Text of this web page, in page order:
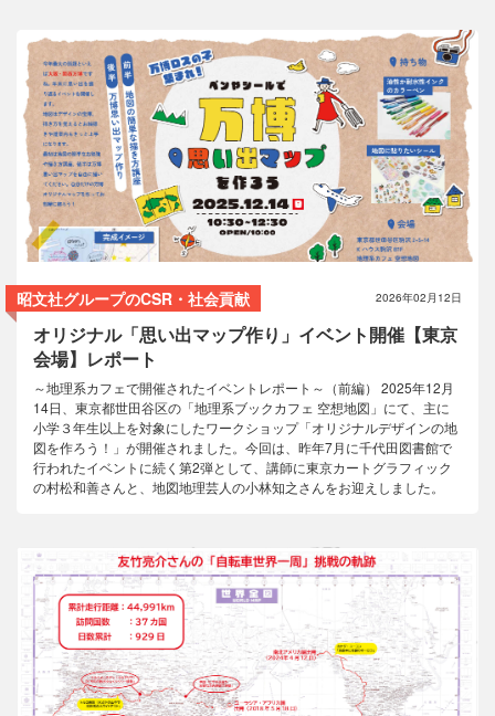
コラム
昭文社グループのCSR・社会貢献 2026年02月12日
オリジナル「思い出マップ作り」イベント開催【東京
会場】レポート
～地理系カフェで開催されたイベントレポート～（前編） 2025年12月
14日、東京都世田谷区の「地理系ブックカフェ 空想地図」にて、主に
小学３年生以上を対象にしたワークショップ「オリジナルデザインの地
図を作ろう！」が開催されました。今回は、昨年7月に千代田図書館で
行われたイベントに続く第2弾として、講師に東京カートグラフィック
の村松和善さんと、地図地理芸人の小林知之さんをお迎えしました。